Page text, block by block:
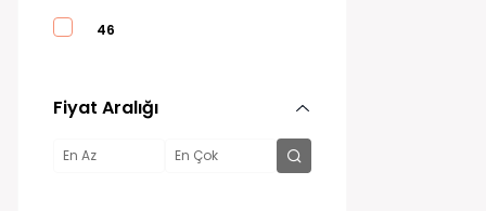
46
Fiyat Aralığı